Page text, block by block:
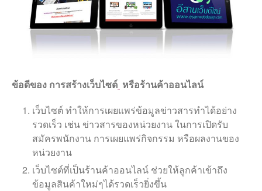
ข้อดีของ การสร้างเว็บไซต์ หรือร้านค้าออนไลน์
เว็บไซต์ ทำให้การเผยแพร่ข้อมูลข่าวสารทำได้อย่าง
รวดเร็ว เช่น ข่าวสารของหน่วยงาน ในการเปิดรับ
สมัครพนักงาน การเผยแพร่กิจกรรม หรือผลงานของ
หน่วยงาน
เว็บไซต์ที่เป็นร้านค้าออนไลน์ ช่วยให้ลูกค้าเข้าถึง
ข้อมูลสินค้าใหม่ๆได้รวดเร็วยิ่งขึ้น